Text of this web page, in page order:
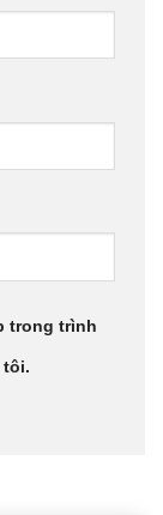
trong trình
tôi.